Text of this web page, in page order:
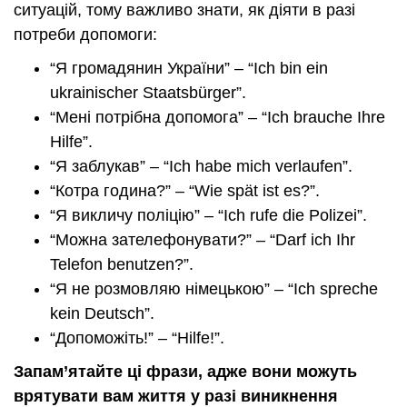
ситуацій, тому важливо знати, як діяти в разі
потреби допомоги:
“Я громадянин України” – “Ich bin ein
ukrainischer Staatsbürger”.
“Мені потрібна допомога” – “Ich brauche Ihre
Hilfe”.
“Я заблукав” – “Ich habe mich verlaufen”.
“Котра година?” – “Wie spät ist es?”.
“Я викличу поліцію” – “Ich rufe die Polizei”.
“Можна зателефонувати?” – “Darf ich Ihr
Telefon benutzen?”.
“Я не розмовляю німецькою” – “Ich spreche
kein Deutsch”.
“Допоможіть!” – “Hilfe!”.
Запам’ятайте ці фрази, адже вони можуть
врятувати вам життя у разі виникнення